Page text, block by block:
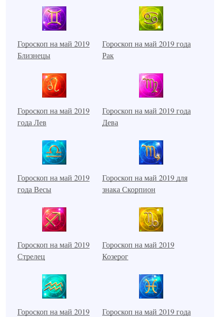
Гороскоп на май 2019
Близнецы
Гороскоп на май 2019 года
Рак
Гороскоп на май 2019
года Лев
Гороскоп на май 2019 года
Дева
Гороскоп на май 2019
года Весы
Гороскоп на май 2019 для
знака Скорпион
Гороскоп на май 2019
Стрелец
Гороскоп на май 2019
Козерог
Гороскоп на май 2019
Гороскоп на май 2019 года